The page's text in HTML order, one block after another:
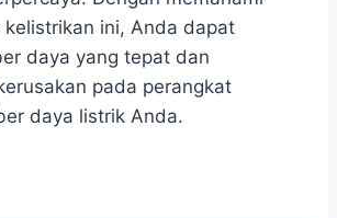
kelistrikan ini, Anda dapat
daya yang tepat dan
pada perangkat
daya listrik Anda.